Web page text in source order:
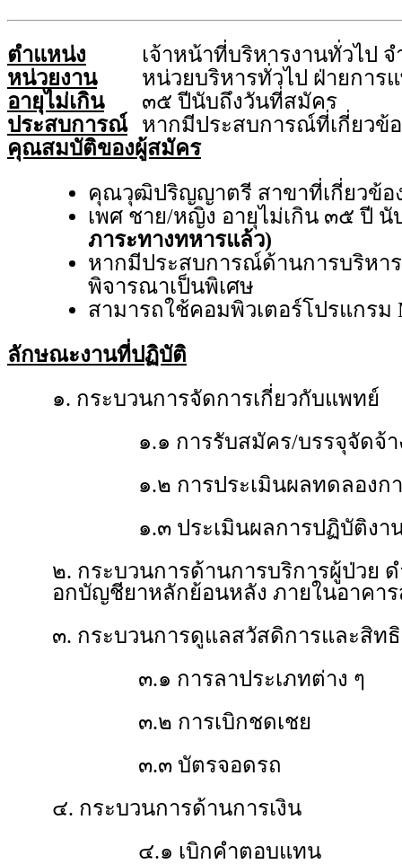
ตำแหน่ง
เจ้าหน้าที่บริหารงานทั่วไป
หน่วยงาน
หน่วยบริหารทั่วไป ฝ่ายการ
อายุไม่เกิน
๓๕ ปีนับถึงวันที่สมัคร
ประสบการณ์
หากมีประสบการณ์ที่เกี่ยวข้
คุณสมบัติของผู้สมัคร
คุณวุฒิปริญญาตรี สาขาที่เกี่ยวข้
เพศ ชาย/หญิง อายุไม่เกิน ๓๕ ปี
ภาระทางทหารแล้ว)
หากมีประสบการณ์ด้านการบริหา
พิจารณาเป็นพิเศษ
สามารถใช้คอมพิวเตอร์โปรแกรม
ลักษณะงานที่ปฏิบัติ
๑. กระบวนการจัดการเกี่ยวกับแพทย์
๑.๑ การรับสมัคร/บรรจุจัดจ้า
๑.๒ การประเมินผลทดลองกา
๑.๓ ประเมินผลการปฏิบัติงาน
๒. กระบวนการด้านการบริการผู้ป่วย
อกบัญชียาหลักย้อนหลัง ภายในอาคา
๓. กระบวนการดูแลสวัสดิการและสิท
๓.๑ การลาประเภทต่าง ๆ
๓.๒ การเบิกชดเชย
๓.๓ บัตรจอดรถ
๔. กระบวนการด้านการเงิน
๔.๑ เบิกคำตอบแทน